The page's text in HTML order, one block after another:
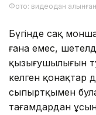
Фото: видеодан
Бүгінде сақ
ғана емес,
қызығушылығын
келген қонақтар
сыпыртқымен
тағамдардан